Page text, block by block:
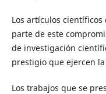
Los artículos
parte de este
de investigación
prestigio que ejercen
Los trabajos que se